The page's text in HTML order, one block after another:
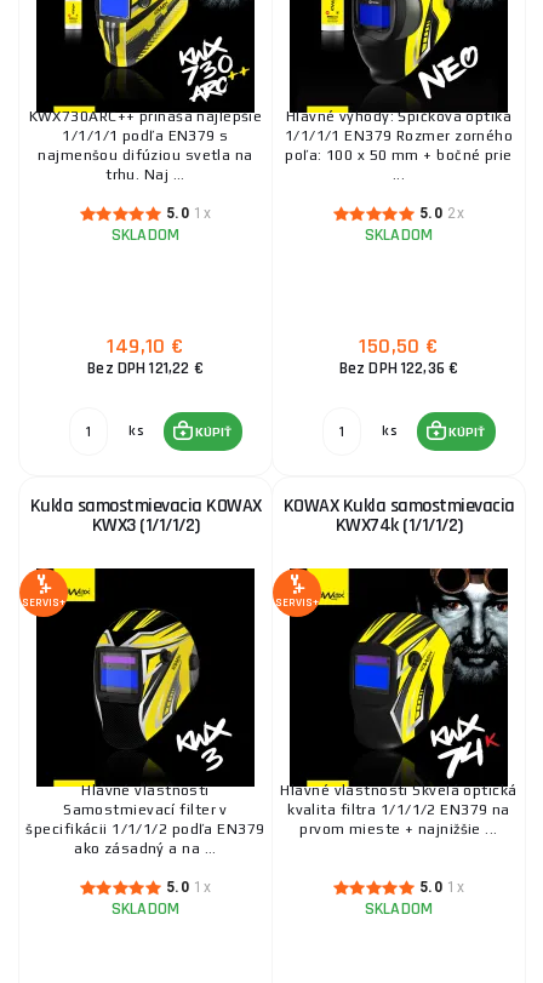
KOWAX Kukla samostmievacia MAX2,5! SET 2
SKLADOM ks KÚPIŤ 159,90 €
KOWAX Kukla samostmievacia KWX730ARC++
KOWAX Stmievacia clona 2,0 1/1/1/2 DIN2,0 DIN12
SKLADOM u dodávateľa
KÚPIŤ 188,20 €
KOWAX Kukla samostmievacia MAX2,5!
SKLADOM KÚPIŤ 152,50 €
KOWAX Samostmievacia kukla pre laserové
zváranie KOWAX® StingRay-Z
637,40 €
KOWAX KOWAX® Samostmievacia kukla
u dodávateľa 200,40 €
KWX730ARC++ prináša najlepšie
1/1/1/1 podľa EN379 s
najmenšou difúziou svetla na
trhu. Naj ...
5.0 1x
SKLADOM
149,10 €
Bez DPH 121,22 €
ks KÚPIŤ
Hlavné výhody: Špičková optika
1/1/1/1 EN379 Rozmer zorného
poľa: 100 x 50 mm + bočné prie
...
5.0 2x
SKLADOM
150,50 €
Bez DPH 122,36 €
ks KÚPIŤ
Kukla samostmievacia KOWAX
KWX3 (1/1/1/2)
SERVIS+
Hlavné vlastnosti
Samostmievací filter v
špecifikácii 1/1/1/2 podľa EN379
ako zásadný a na ...
5.0 1x
SKLADOM
KOWAX Kukla samostmievacia
KWX74k (1/1/1/2)
SERVIS+
Hlavné vlastnosti Skvelá optická
kvalita filtra 1/1/1/2 EN379 na
prvom mieste + najnižšie ...
5.0 1x
SKLADOM